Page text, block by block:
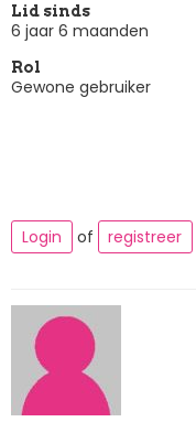
Lid sinds
6 jaar 6 maanden
Rol
Gewone gebruiker
Login of registreer